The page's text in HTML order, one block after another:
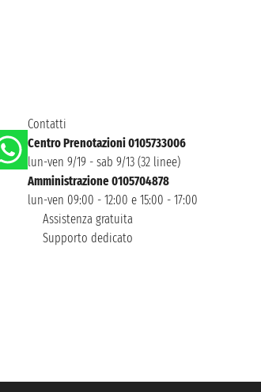
Contatti
Centro Prenotazioni 0105733006
lun-ven 9/19 - sab 9/13 (32 linee)
Amministrazione 0105704878
lun-ven 09:00 - 12:00 e 15:00 - 17:00
Assistenza gratuita
Supporto dedicato